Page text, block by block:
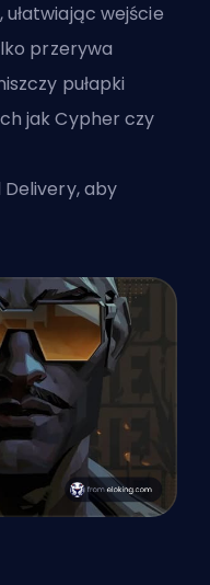
wejście
przerywa
pułapki
jak Cypher czy
aby